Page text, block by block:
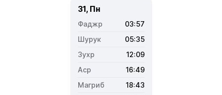
31, Пн
03:57
05:35
12:09
16:49
18:43